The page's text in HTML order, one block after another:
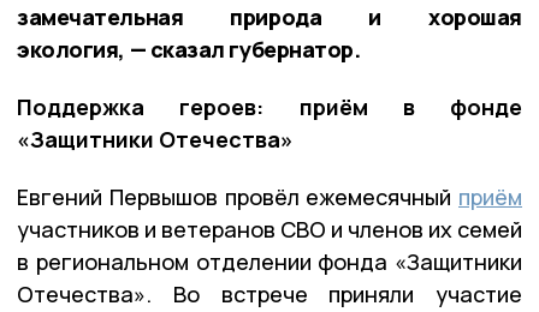
замечательная природа и хорошая
экология, — сказал губернатор.
Поддержка героев: приём в фонде
«Защитники Отечества»
Евгений Первышов провёл ежемесячный приём
участников и ветеранов СВО и членов их семей
в региональном отделении фонда «Защитники
Отечества». Во встрече приняли участие